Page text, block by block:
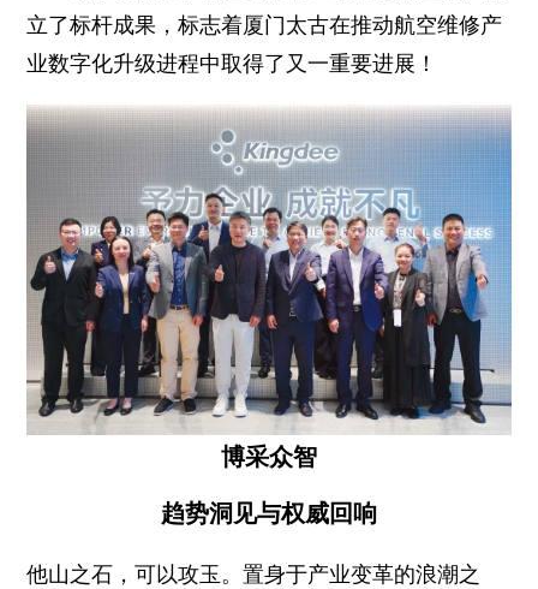
立了标杆成果，标志着厦门太古在推动航空维修产
业数字化升级进程中取得了又一重要进展！
博采众智
趋势洞见与权威回响
他山之石，可以攻玉。置身于产业变革的浪潮之